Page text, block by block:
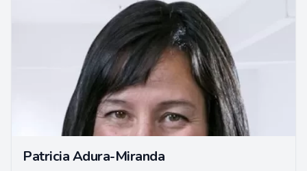
Patricia Adura-Miranda